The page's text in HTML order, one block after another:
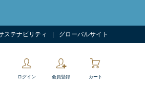
ステナビリティ グローバルサイト
ログイン 会員登録 カート